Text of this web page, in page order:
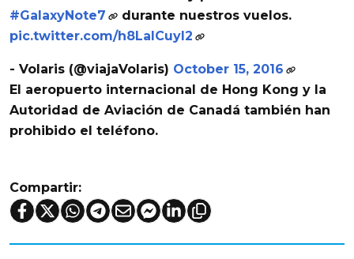
#GalaxyNote7
durante nuestros vuelos.
pic.twitter.com/h8LalCuyl2
- Volaris (@viajaVolaris) October 15, 2016
El aeropuerto internacional de Hong Kong y la
Autoridad de Aviación de Canadá también han
prohibido el teléfono.
Compartir: